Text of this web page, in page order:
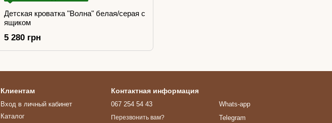
Детская кроватка "Волна" белая/серая с
ящиком
5 280 грн
Клиентам
Вход в личный кабинет
Каталог
Контактная информация
067 254 54 43
Перезвонить вам?
Whats-app
Telegram